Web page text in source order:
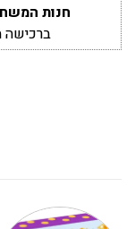
חנות
ברכישה מעל 250₪ שליח